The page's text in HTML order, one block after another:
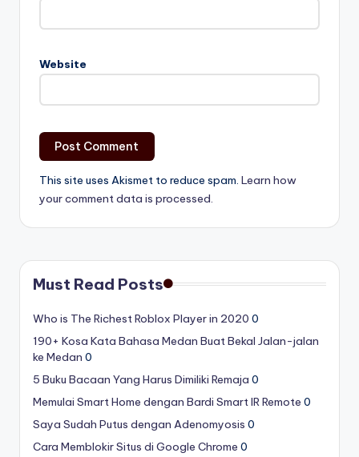
Website
This site uses Akismet to reduce spam. Learn how
your comment data is processed.
Must Read Posts
Who is The Richest Roblox Player in 2020 0
190+ Kosa Kata Bahasa Medan Buat Bekal Jalan-jalan
ke Medan 0
5 Buku Bacaan Yang Harus Dimiliki Remaja 0
Memulai Smart Home dengan Bardi Smart IR Remote 0
Saya Sudah Putus dengan Adenomyosis 0
Cara Memblokir Situs di Google Chrome 0